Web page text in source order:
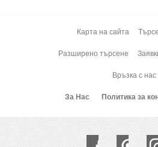
Карта на сайта
Разширено търсене
Връзка с нас
За Нас Политика за